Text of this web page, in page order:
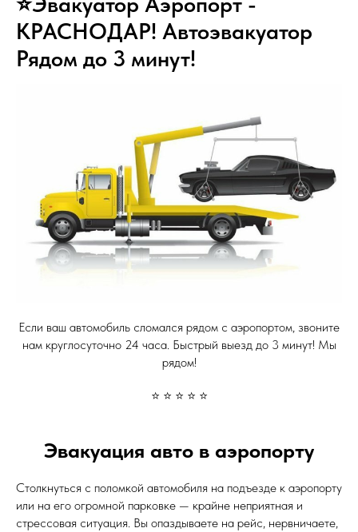
КРАСНОДАР! Автоэвакуатор
Рядом до 3 минут!
Если ваш автомобиль сломался рядом с аэропортом, звоните
нам круглосуточно 24 часа. Быстрый выезд до 3 минут! Мы
рядом!
⭐ ⭐ ⭐ ⭐ ⭐
Эвакуация авто в аэропорту
Столкнуться с поломкой автомобиля на подъезде к аэропорту
или на его огромной парковке — крайне неприятная и
стрессовая ситуация. Вы опаздываете на рейс, нервничаете,